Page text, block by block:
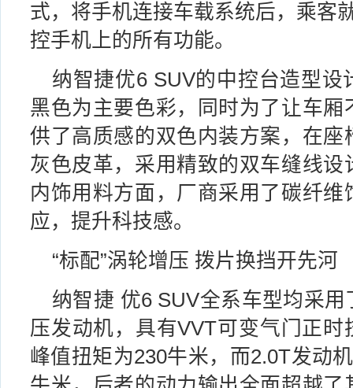
式，将手机连接车载系统后，乘客
控手机上的所有功能。
纳智捷优6 SUV的中控台造型设
黑色为主要色彩，同时为了让车
供了高质感的双色内装方案，在座
灰色皮革，采用精致的双车缝线
内饰用料方面，厂商采用了碳纤
应，提升科技感。
“标配”涡轮增压 拨片换挡开先河
纳智捷 优6 SUV全系车型均采
压发动机，具有VVT可变气门正时
峰值扭矩为230牛米，而2.0T发动